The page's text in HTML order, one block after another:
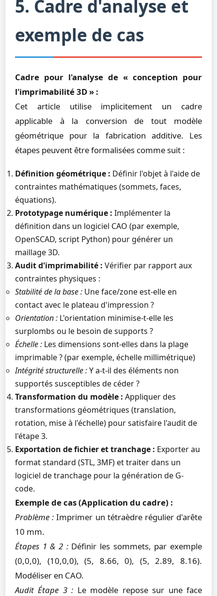
5. Cadre d'analyse et
exemple de cas
Cadre pour l'analyse de « conception pour
l'imprimabilité 3D » :
Cet article utilise implicitement un cadre
applicable à la conversion de tout modèle
géométrique pour la fabrication additive. Les
étapes peuvent être formalisées comme suit :
Définition géométrique : Définir l'objet à l'aide de
contraintes mathématiques (sommets, faces,
équations).
Prototypage numérique : Implémenter la
définition dans un logiciel CAO (par exemple,
OpenSCAD, script Python) pour générer un
maillage 3D.
Audit d'imprimabilité : Vérifier par rapport aux
contraintes physiques :
Stabilité de la base : Une face/zone est-elle en
contact avec le plateau d'impression ?
Orientation : L'orientation minimise-t-elle les
surplombs ou le besoin de supports ?
Échelle : Les dimensions sont-elles dans la plage
imprimable ? (par exemple, échelle millimétrique)
Intégrité structurelle :Y a-t-il des éléments non
supportés susceptibles de céder ?
Transformation du modèle : Appliquer des
transformations géométriques (translation,
rotation, mise à l'échelle) pour satisfaire l'audit de
l'étape 3.
Exportation de fichier et tranchage : Exporter au
format standard (STL, 3MF) et traiter dans un
logiciel de tranchage pour la génération de G-
code.
Exemple de cas (Application du cadre) :
Problème : Imprimer un tétraèdre régulier d'arête
10 mm.
Étapes 1 & 2 :Définir les sommets, par exemple
(0,0,0), (10,0,0), (5, 8.66, 0), (5, 2.89, 8.16).
Modéliser en CAO.
Audit Étape 3 : Le modèle repose sur une face